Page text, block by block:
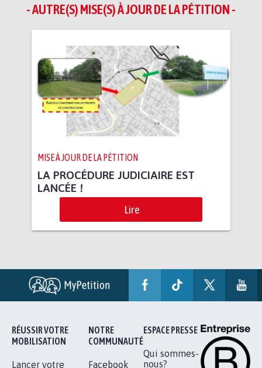
- AUTRE(S) MISE(S) À JOUR DE LA PÉTITION -
MISE À JOUR DE LA PÉTITION
LA PROCÉDURE JUDICIAIRE EST
LANCÉE !
Lire
RÉUSSIR VOTRE
MOBILISATION
Lancer votre
NOTRE
COMMUNAUTÉ
Facebook
ESPACE PRESSE
Qui sommes-
nous?